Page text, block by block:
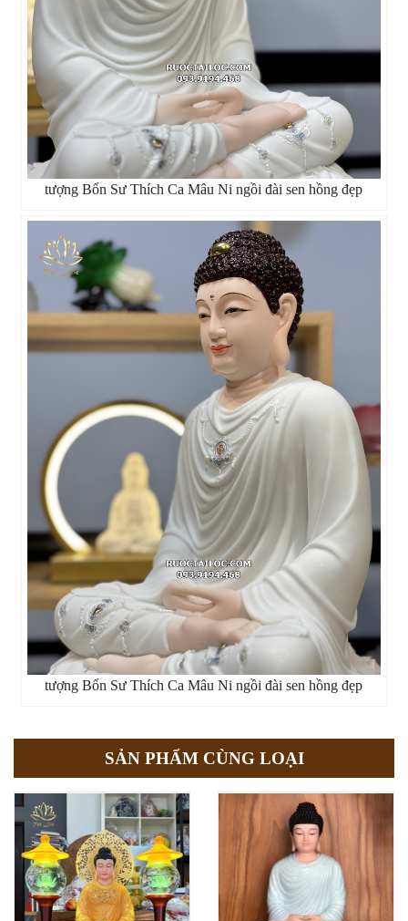
tượng Bổn Sư Thích Ca Mâu Ni ngồi đài sen hồng đẹp
tượng Bổn Sư Thích Ca Mâu Ni ngồi đài sen hồng đẹp
SẢN PHẨM CÙNG LOẠI